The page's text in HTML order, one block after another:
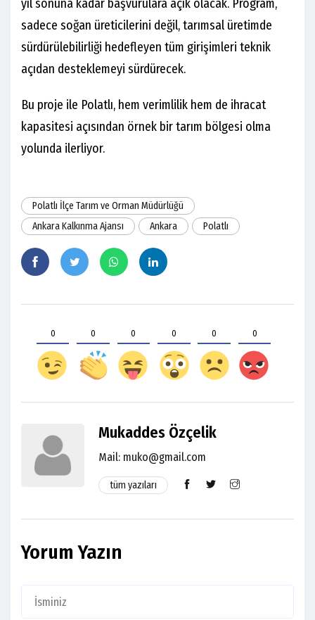
yıl sonuna kadar başvurulara açık olacak. Program,
sadece soğan üreticilerini değil, tarımsal üretimde
sürdürülebilirliği hedefleyen tüm girişimleri teknik
açıdan desteklemeyi sürdürecek.
Bu proje ile Polatlı, hem verimlilik hem de ihracat
kapasitesi açısından örnek bir tarım bölgesi olma
yolunda ilerliyor.
Polatlı İlçe Tarım ve Orman Müdürlüğü
Ankara Kalkınma Ajansı
Ankara Polatlı
0 0 0 0 0 0
Mukaddes Özçelik
Mail: muko@gmail.com
tüm yazıları
Yorum Yazın